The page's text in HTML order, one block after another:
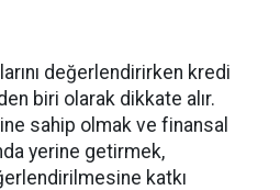
değerlendirirken kredi
biri olarak dikkate alır.
sahip olmak ve finansal
yerine getirmek,
katkı